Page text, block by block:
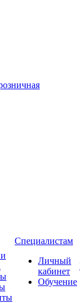
Специалистам
Личный
кабинет
Обучение